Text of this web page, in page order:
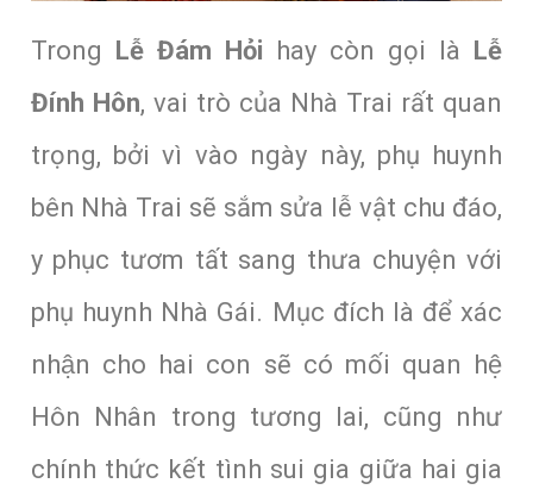
Trong Lễ Đám Hỏi hay còn gọi là
Lễ
Đính Hôn, vai trò của Nhà Trai rất quan
trọng, bởi vì vào ngày này, phụ huynh
bên Nhà Trai sẽ sắm sửa lễ vật chu đáo,
y phục tươm tất sang thưa chuyện với
phụ huynh Nhà Gái. Mục đích là để xác
nhận cho hai con sẽ có mối quan hệ
Hôn Nhân trong tương lai, cũng như
chính thức kết tình sui gia giữa hai gia